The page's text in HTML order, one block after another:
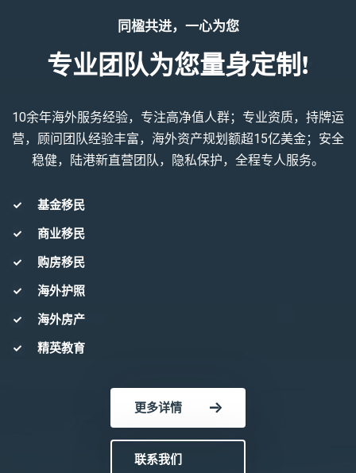
同楹共进，一心为您
专业团队为您量身定制!
10余年海外服务经验，专注高净值人群；专业资质，持牌运
营，顾问团队经验丰富，海外资产规划额超15亿美金；安全
稳健，陆港新直营团队，隐私保护，全程专人服务。
基金移民
商业移民
购房移民
海外护照
海外房产
精英教育
更多详情
联系我们